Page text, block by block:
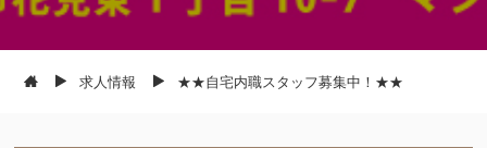
求人情報 ★★自宅内職スタッフ募集中！★★